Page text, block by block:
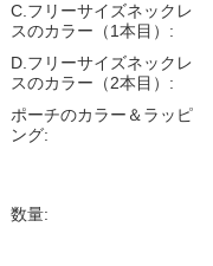
C.フリーサイズネックレ
スのカラー（1本目）:
D.フリーサイズネックレ
スのカラー（2本目）:
ポーチのカラー＆ラッピ
ング:
数量: